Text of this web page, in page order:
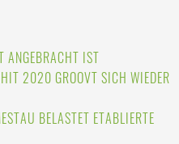
ANGEBRACHT IST
2020 GROOVT SICH WIEDER
BELASTET ETABLIERTE